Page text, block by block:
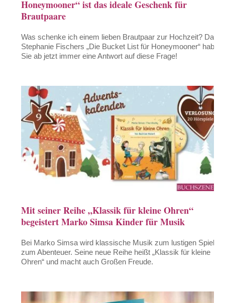
Honeymooner“ ist das ideale Geschenk für
Brautpaare
Was schenke ich einem lieben Brautpaar zur Hochzeit? Dank
Stephanie Fischers „Die Bucket List für Honeymooner“ haben
Sie ab jetzt immer eine Antwort auf diese Frage!
Mit seiner Reihe „Klassik für kleine Ohren“
begeistert Marko Simsa Kinder für Musik
Bei Marko Simsa wird klassische Musik zum lustigen Spiel,
zum Abenteuer. Seine neue Reihe heißt „Klassik für kleine
Ohren“ und macht auch Großen Freude.